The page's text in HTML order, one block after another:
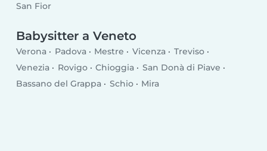
San Fior
Babysitter a Veneto
Verona Padova Mestre Vicenza
Treviso
Venezia
Rovigo Chioggia
San Donà di Piave
Bassano del Grappa
Schio Mira